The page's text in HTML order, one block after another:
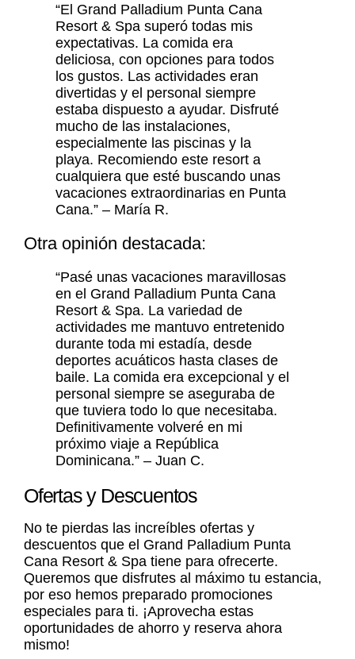
“El Grand Palladium Punta Cana
Resort & Spa superó todas mis
expectativas. La comida era
deliciosa, con opciones para todos
los gustos. Las actividades eran
divertidas y el personal siempre
estaba dispuesto a ayudar. Disfruté
mucho de las instalaciones,
especialmente las piscinas y la
playa. Recomiendo este resort a
cualquiera que esté buscando unas
vacaciones extraordinarias en Punta
Cana.” – María R.
Otra opinión destacada:
“Pasé unas vacaciones maravillosas
en el Grand Palladium Punta Cana
Resort & Spa. La variedad de
actividades me mantuvo entretenido
durante toda mi estadía, desde
deportes acuáticos hasta clases de
baile. La comida era excepcional y el
personal siempre se aseguraba de
que tuviera todo lo que necesitaba.
Definitivamente volveré en mi
próximo viaje a República
Dominicana.” – Juan C.
Ofertas y Descuentos
No te pierdas las increíbles ofertas y
descuentos que el Grand Palladium Punta
Cana Resort & Spa tiene para ofrecerte.
Queremos que disfrutes al máximo tu estancia,
por eso hemos preparado promociones
especiales para ti. ¡Aprovecha estas
oportunidades de ahorro y reserva ahora
mismo!